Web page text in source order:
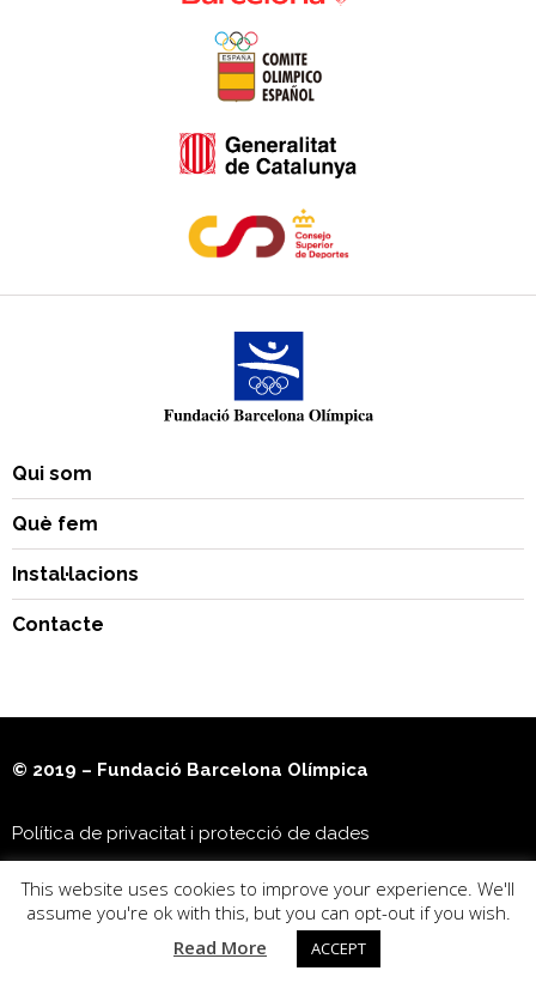
Qui som
Què fem
Instal·lacions
Contacte
© 2019 – Fundació Barcelona Olímpica
Política de privacitat i protecció de dades
Museu Olímpic i de l’Esport Joan Antoni Samaranch
This website uses cookies to improve your experience. We'll
assume you're ok with this, but you can opt-out if you wish.
Read More
ACCEPT